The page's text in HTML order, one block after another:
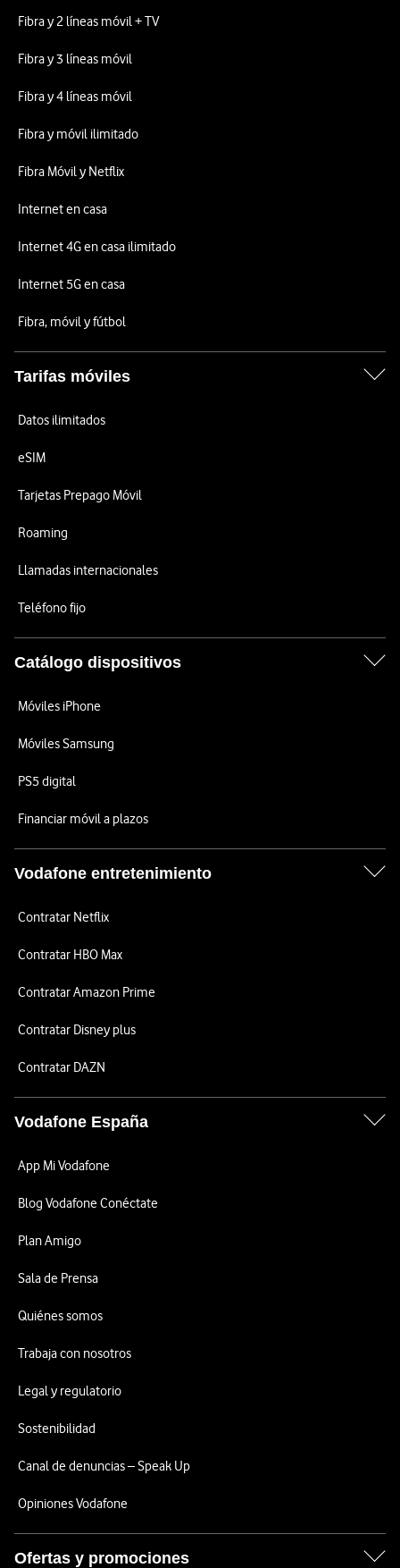
Fibra y 2 líneas móvil + TV
Fibra y 3 líneas móvil
Fibra y 4 líneas móvil
Fibra y móvil ilimitado
Fibra Móvil y Netflix
Internet en casa
Internet 4G en casa ilimitado
Internet 5G en casa
Fibra, móvil y fútbol
Tarifas móviles
Datos ilimitados
eSIM
Tarjetas Prepago Móvil
Roaming
Llamadas internacionales
Teléfono fijo
Catálogo dispositivos
Móviles iPhone
Móviles Samsung
PS5 digital
Financiar móvil a plazos
Vodafone entretenimiento
Contratar Netflix
Contratar HBO Max
Contratar Amazon Prime
Contratar Disney plus
Contratar DAZN
Vodafone España
App Mi Vodafone
Blog Vodafone Conéctate
Plan Amigo
Sala de Prensa
Quiénes somos
Trabaja con nosotros
Legal y regulatorio
Sostenibilidad
Canal de denuncias – Speak Up
Opiniones Vodafone
Ofertas y promociones